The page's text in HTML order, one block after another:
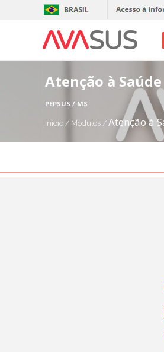
Atenção à
PEPSUS / MS
Início / Módulos/ Atenção à